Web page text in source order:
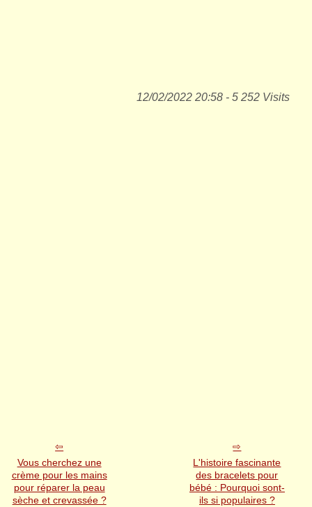
12/02/2022 20:58 - 5 252 Visits
Vous cherchez une
crème pour les mains
pour réparer la peau
sèche et crevassée ?
L'histoire fascinante
des bracelets pour
bébé : Pourquoi sont-
ils si populaires ?